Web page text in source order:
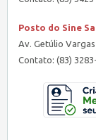
Posto do Sine
Av. Getúlio Vargas
Contato: (83)